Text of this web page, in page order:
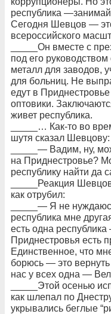
республика
Сегодня Шевцов —
всероссийского
_____Он вместе с
под его руководством
металл для заводов,
для больниц. Не
едут в
оптовики.
живет республика.
_____… Как-то во
шутя сказал Шевцову:
_____— Вадим, ну,
на Приднестровье?
республику найти да
_____Реакция
как отрубил:
_____— Я не
республика мне
есть одна
Приднестровья есть
Единственное, что
борюсь — это
нас у всех одна —
_____Этой осенью
как шлепал по
укрывались беглые